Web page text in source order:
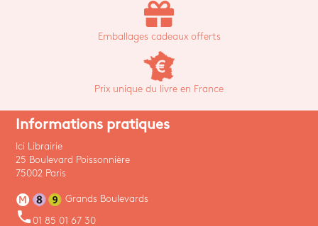
Emballages cadeaux offerts
Prix unique du livre en France
Informations pratiques
Ici Librairie
25 Boulevard Poissonnière
75002 Paris
Grands Boulevards
phone 01 85 01 67 30